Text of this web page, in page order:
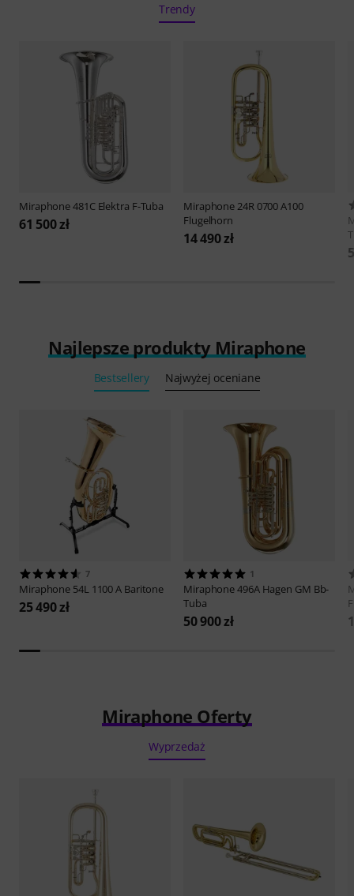
Trendy
Miraphone481C Elektra F-Tuba
61 500 zł
Miraphone24R 0700 A100
Flugelhorn
14 490 zł
Najlepsze produkty Miraphone
Bestsellery Najwyżej oceniane
7
Miraphone 54L 1100 A Baritone
25 490 zł
1
Miraphone496A Hagen GM Bb-
Tuba
50 900 zł
Miraphone Oferty
Wyprzedaż